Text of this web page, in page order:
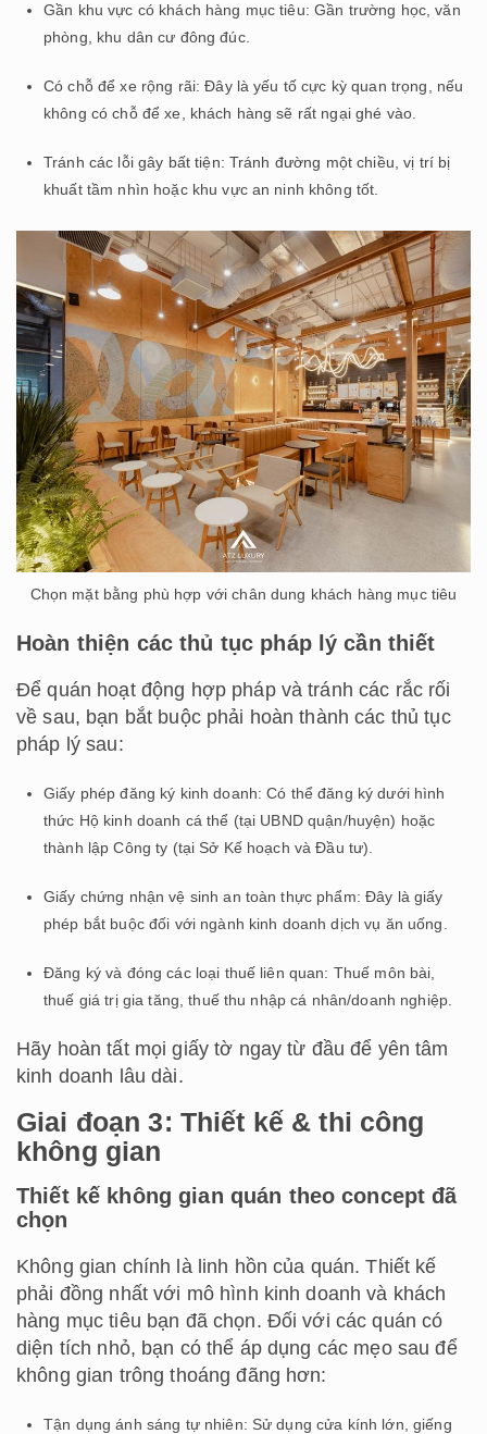
Gần khu vực có khách hàng mục tiêu: Gần trường học, văn
phòng, khu dân cư đông đúc.
Có chỗ để xe rộng rãi: Đây là yếu tố cực kỳ quan trọng, nếu
không có chỗ để xe, khách hàng sẽ rất ngại ghé vào.
Tránh các lỗi gây bất tiện: Tránh đường một chiều, vị trí bị
khuất tầm nhìn hoặc khu vực an ninh không tốt.
Chọn mặt bằng phù hợp với chân dung khách hàng mục tiêu
Hoàn thiện các thủ tục pháp lý cần thiết
Để quán hoạt động hợp pháp và tránh các rắc rối
về sau, bạn bắt buộc phải hoàn thành các thủ tục
pháp lý sau:
Giấy phép đăng ký kinh doanh: Có thể đăng ký dưới hình
thức Hộ kinh doanh cá thể (tại UBND quận/huyện) hoặc
thành lập Công ty (tại Sở Kế hoạch và Đầu tư).
Giấy chứng nhận vệ sinh an toàn thực phẩm: Đây là giấy
phép bắt buộc đối với ngành kinh doanh dịch vụ ăn uống.
Đăng ký và đóng các loại thuế liên quan: Thuế môn bài,
thuế giá trị gia tăng, thuế thu nhập cá nhân/doanh nghiệp.
Hãy hoàn tất mọi giấy tờ ngay từ đầu để yên tâm
kinh doanh lâu dài.
Giai đoạn 3: Thiết kế & thi công
không gian
Thiết kế không gian quán theo concept đã
chọn
Không gian chính là linh hồn của quán. Thiết kế
phải đồng nhất với mô hình kinh doanh và khách
hàng mục tiêu bạn đã chọn. Đối với các quán có
diện tích nhỏ, bạn có thể áp dụng các mẹo sau để
không gian trông thoáng đãng hơn:
Tận dụng ánh sáng tự nhiên: Sử dụng cửa kính lớn, giếng